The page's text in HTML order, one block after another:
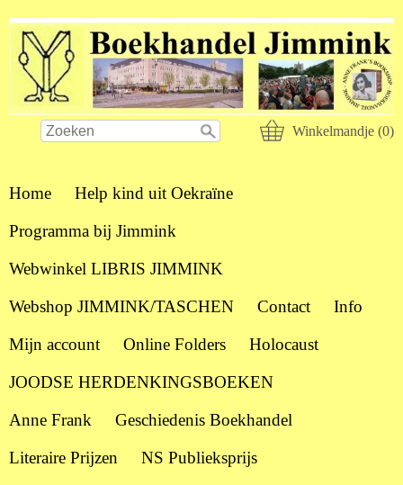
Winkelmandje (0)
Home
Help kind uit Oekraïne
Programma bij Jimmink
Webwinkel LIBRIS JIMMINK
Webshop JIMMINK/TASCHEN
Contact
Info
Mijn account
Online Folders
Holocaust
JOODSE HERDENKINGSBOEKEN
Anne Frank
Geschiedenis Boekhandel
Literaire Prijzen
NS Publieksprijs